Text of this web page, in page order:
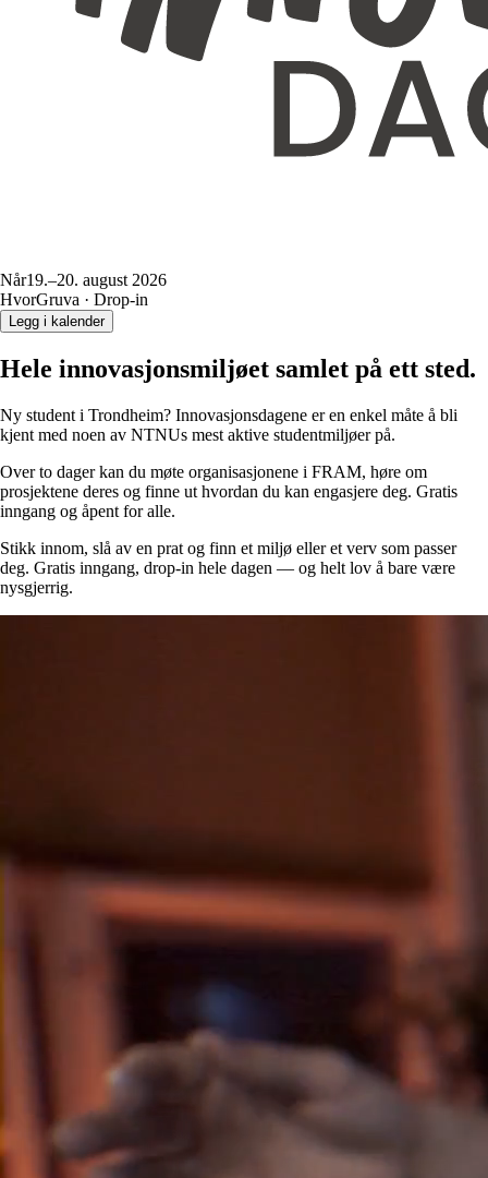
Når19.–20. august 2026
HvorGruva · Drop-in
Legg i kalender
Hele innovasjons­miljøet samlet på ett sted.
Ny student i Trondheim? Innovasjonsdagene er en enkel måte å bli
kjent med noen av NTNUs mest aktive studentmiljøer på.
Over to dager kan du møte organisasjonene i FRAM, høre om
prosjektene deres og finne ut hvordan du kan engasjere deg. Gratis
inngang og åpent for alle.
Stikk innom, slå av en prat og finn et miljø eller et verv som passer
deg. Gratis inngang, drop-in hele dagen — og helt lov å bare være
nysgjerrig.